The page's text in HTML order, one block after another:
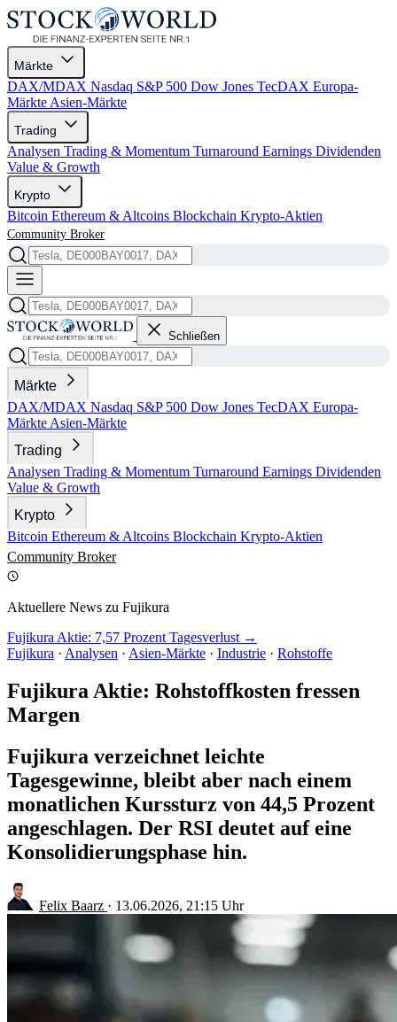
Märkte
DAX/MDAX Nasdaq S&P 500 Dow Jones TecDAX Europa-
Märkte Asien-Märkte
Trading
Analysen Trading & Momentum Turnaround Earnings Dividenden
Value & Growth
Krypto
Bitcoin Ethereum & Altcoins Blockchain Krypto-Aktien
Community Broker
Schließen
Märkte
DAX/MDAX Nasdaq S&P 500 Dow Jones TecDAX Europa-
Märkte Asien-Märkte
Trading
Analysen Trading & Momentum Turnaround Earnings Dividenden
Value & Growth
Krypto
Bitcoin Ethereum & Altcoins Blockchain Krypto-Aktien
Community Broker
Aktuellere News zu Fujikura
Fujikura Aktie: 7,57 Prozent Tagesverlust →
Fujikura · Analysen · Asien-Märkte · Industrie · Rohstoffe
Fujikura Aktie: Rohstoffkosten fressen
Margen
Fujikura verzeichnet leichte
Tagesgewinne, bleibt aber nach einem
monatlichen Kurssturz von 44,5 Prozent
angeschlagen. Der RSI deutet auf eine
Konsolidierungsphase hin.
Felix Baarz · 13.06.2026, 21:15 Uhr